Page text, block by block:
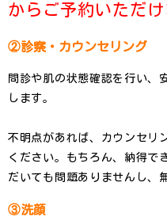
からご予約いただけ
②診察・カウンセリング
問診や肌の状態確認を行い、
します。
不明点があれば、カウンセリ
ください。もちろん、納得で
だいても問題ありませんし、
③洗顔